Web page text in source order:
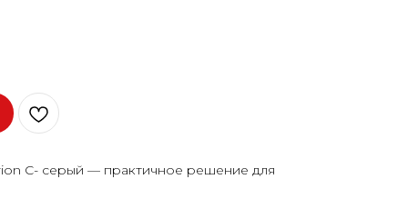
C- серый — практичное решение для